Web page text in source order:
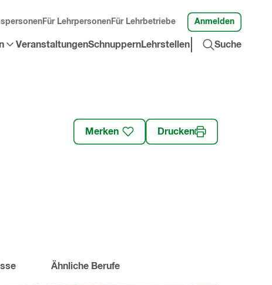
Anmelden
VeranstaltungenSchnuppernLehrstellen Suche
Suche
öffnen
Für Lehrpersonen Für Lehrbetriebe
Merken Drucken
Ähnliche Berufe